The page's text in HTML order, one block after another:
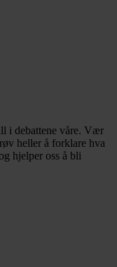
i debattene våre. Vær
heller å forklare hva
hjelper oss å bli